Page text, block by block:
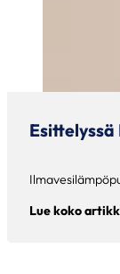
Lue koko